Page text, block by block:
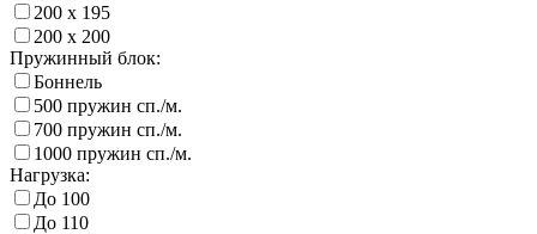
200 х 195
200 х 200
Пружинный блок:
Боннель
500 пружин сп./м.
700 пружин сп./м.
1000 пружин сп./м.
Нагрузка:
До 100
До 110